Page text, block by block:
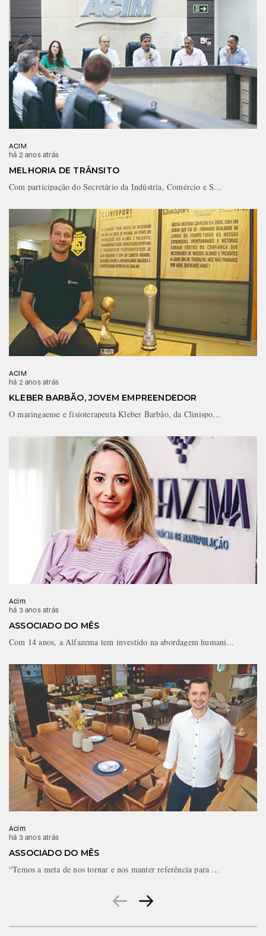
ACIM
há 2 anos atrás
MELHORIA DE TRÂNSITO
Com participação do Secretário da Indústria, Comércio e S...
ACIM
há 2 anos atrás
KLEBER BARBÃO, JOVEM EMPREENDEDOR
O maringaense e fisioterapeuta Kleber Barbão, da Clinispo...
Acim
há 3 anos atrás
ASSOCIADO DO MÊS
Com 14 anos, a Alfazema tem investido na abordagem humani...
Acim
há 3 anos atrás
ASSOCIADO DO MÊS
“Temos a meta de nos tornar e nos manter referência para ...